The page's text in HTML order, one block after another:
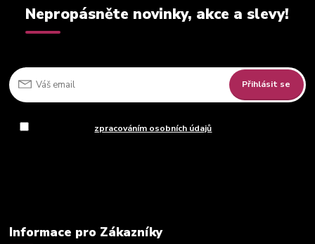
Nepropásněte novinky, akce a slevy!
Přihlásit se
zpracováním osobních údajů
Informace pro Zákazníky